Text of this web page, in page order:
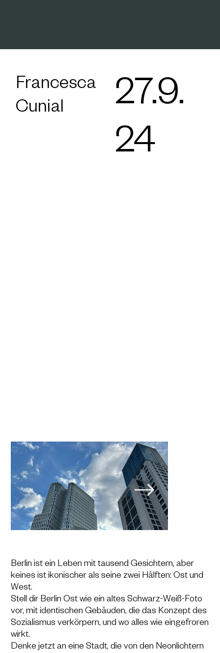
Berlin ist ein Leben mit tausend Gesichtern, aber
keines ist ikonischer als seine zwei Hälften: Ost und
West.
Stell dir Berlin Ost wie ein altes Schwarz-Weiß-Foto
vor, mit identischen Gebäuden, die das Konzept des
Sozialismus verkörpern, und wo alles wie eingefroren
wirkt.
Denke jetzt an eine Stadt, die von den Neonlichtern
Francesca
Cunial
27.9.
24